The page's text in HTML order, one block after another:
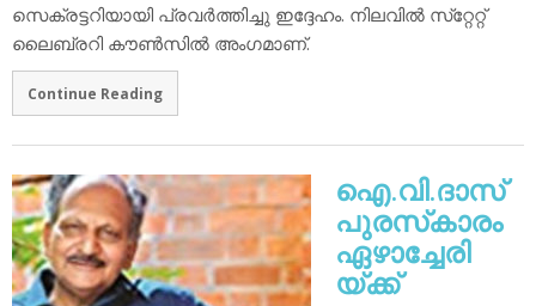
സെക്രട്ടറിയായി പ്രവര്‍ത്തിച്ചു ഇദ്ദേഹം. നിലവില്‍ സ്‌റ്റേറ്റ്
ലൈബ്രറി കൗണ്‍സില്‍ അംഗമാണ്.
Continue Reading
ഐ.വി.ദാസ്
പുരസ്‌കാരം
ഏഴാച്ചേരി
യ്ക്ക്